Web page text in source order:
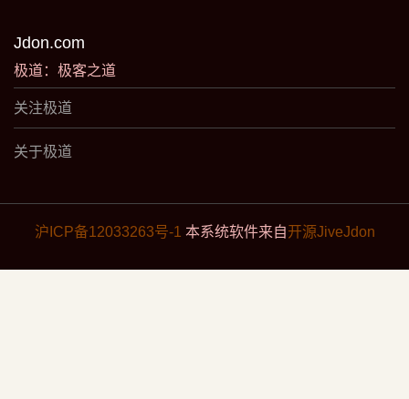
Jdon.com
极道：极客之道
关注极道
关于极道
沪ICP备12033263号-1 本系统软件来自开源JiveJdon